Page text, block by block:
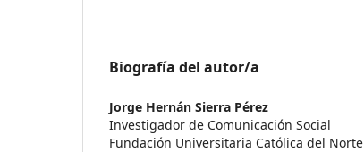
Biografía del autor/a
Jorge Hernán Sierra Pérez
Investigador de Comunicación Social
Fundación Universitaria Católica del Norte